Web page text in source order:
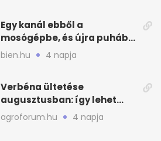
Egy kanál ebből a
mosógépbe, és újra puhább
lesz a törölköző
bien.hu 4 napja
Verbéna ültetése
augusztusban: így lehet
még idén virágos a kert
agroforum.hu 4 napja